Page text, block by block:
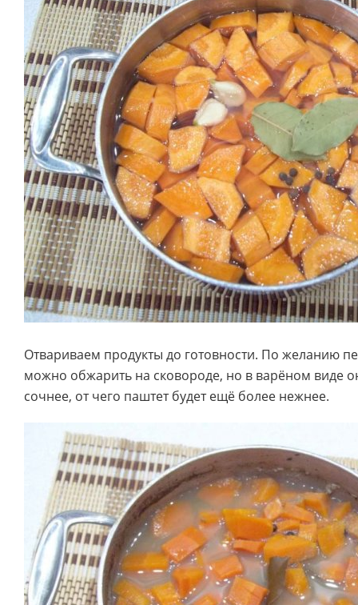
Отвариваем продукты до готовности. По желанию
можно обжарить на сковороде, но в варёном виде
сочнее, от чего паштет будет ещё более нежнее.